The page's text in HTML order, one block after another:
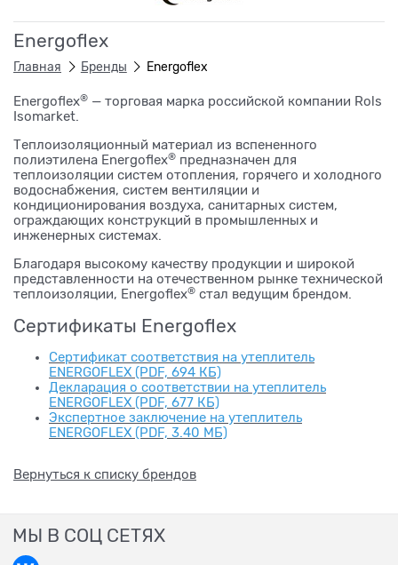
Energoflex
Главная Бренды Energoflex
Energoflex® — торговая марка российской компании Rols
Isomarket.
Теплоизоляционный материал из вспененного
полиэтилена Energoflex® предназначен для
теплоизоляции систем отопления, горячего и холодного
водоснабжения, систем вентиляции и
кондиционирования воздуха, санитарных систем,
ограждающих конструкций в промышленных и
инженерных системах.
Благодаря высокому качеству продукции и широкой
представленности на отечественном рынке технической
теплоизоляции, Energoflex® стал ведущим брендом.
Сертификаты Energoflex
Сертификат соответствия на утеплитель
ENERGOFLEX (PDF, 694 КБ)
Декларация о соответствии на утеплитель
ENERGOFLEX (PDF, 677 КБ)
Экспертное заключение на утеплитель
ENERGOFLEX (PDF, 3.40 МБ)
Вернуться к списку брендов
МЫ В СОЦ СЕТЯХ